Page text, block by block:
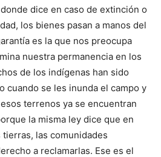
dice en caso de extinción o
los bienes pasan a manos del
es la que nos preocupa
nuestra permanencia en los
de los indígenas han sido
cuando se les inunda el campo y
terrenos ya se encuentran
la misma ley dice que en
las comunidades
a reclamarlas. Ese es el